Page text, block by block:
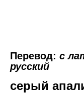
Перевод: с
русский
серый